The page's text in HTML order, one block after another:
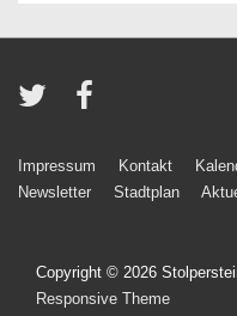
Footer-
Impressum Kontakt
Newsletter
Stadtplan
Copyright © 2026
Responsive Theme